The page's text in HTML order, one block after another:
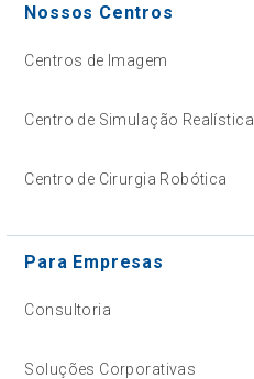
Nossos Centros
Centros de Imagem
Centro de Simulação Realística
Centro de Cirurgia Robótica
Para Empresas
Consultoria
Soluções Corporativas